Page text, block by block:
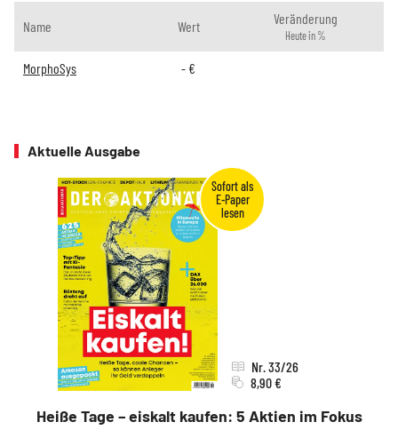
Name Wert Veränderung
Heute in %
MorphoSys - €
Aktuelle Ausgabe
Heiße Tage – eiskalt kaufen: 5 Aktien im Fokus
Nr. 33/26
8,90 €